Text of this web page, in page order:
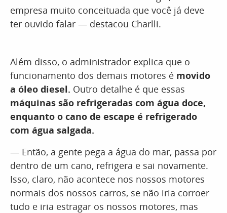
empresa muito conceituada que você já deve
ter ouvido falar — destacou Charlli.
Além disso, o administrador explica que o
funcionamento dos demais motores é movido
a óleo diesel. Outro detalhe é que essas
máquinas são refrigeradas com água doce,
enquanto o cano de escape é refrigerado
com água salgada.
— Então, a gente pega a água do mar, passa por
dentro de um cano, refrigera e sai novamente.
Isso, claro, não acontece nos nossos motores
normais dos nossos carros, se não iria corroer
tudo e iria estragar os nossos motores, mas